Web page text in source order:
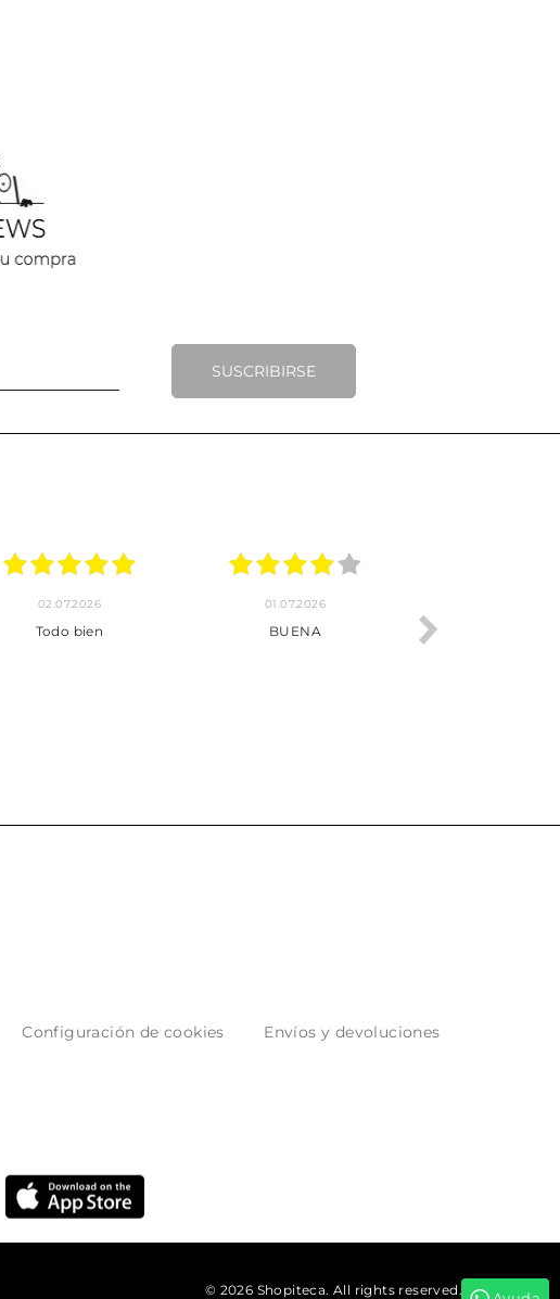
SUSCRIBIRSE
23.06.2026
Pedido hecho, pedido
22.06.2026
Servicio muy completo
Configuración de cookies
Envíos y devoluciones
© 2026 Shopiteca. All rights reserved.